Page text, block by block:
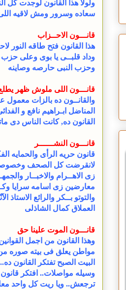
ولولا هذا القانون لوجدت
سعاده وسرور ومش لاقيه اللى
قانـــون الاحــزاب
هذا القانون فتح طاقه
وداد قلبــى يا بوى وعلى حزب
وحزب النبى حارصه وصاينه
قانـــون اللى ملوش ظهر
والقانــون ده بالزات معمول
المناضل ابـراهيم نافع و
القانون ده, كانت الناس دى
قانـــون النشــــــر
قانون حريه الرأى والحمايه
لانقرضت كل الصحف
زى الاهــرام والاخبــار
معارضين زى اسامه سرايا
والتوتو بــكر والرائع الاستاذ
العملاق كمال الشاذلى
قانـــون الموت علينا حق
وهذا القانون من اجمل
مواطن يعلق فى بيته صوره
البيت الصبح تفتكر القانون
وسيله مواصلات.. افتكر
ترجعش.. ويا ريت كل واحد